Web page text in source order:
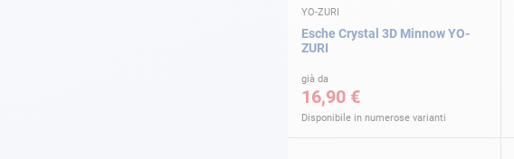
YO-ZURI
Esche Crystal 3D Minnow YO-
ZURI
già da
16,90 €
Disponibile in numerose varianti